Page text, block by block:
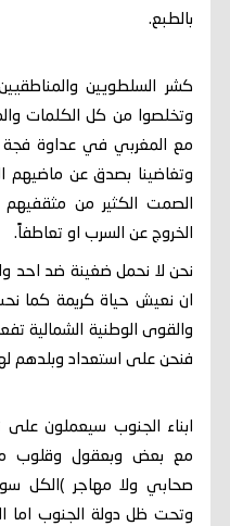
بالطبع.
كشر السلطويين
وتخلصوا من كل الكلمات
مع المغربي في عداوة
وتغاضينا بصدق عن ماضيهم
الصمت الكثير من
الخروج عن السرب او تعاطفاً.
نحن لا نحمل ضغينة ضد احد
ان نعيش حياة كريمة كما
والقوى الوطنية الشمالية
فنحن على استعداد وبلدهم
ابناء الجنوب سيعملون على
مع بعض وبعقول وقلوب
صحابي ولا مهاجر )الكل
وتحت ظل دولة الجنوب اما